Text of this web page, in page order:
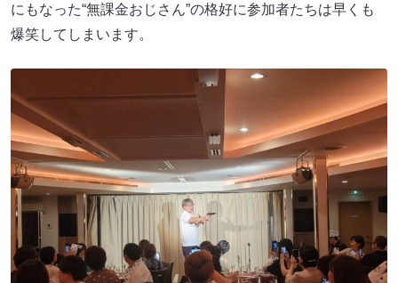
にもなった“無課金おじさん”の格好に参加者たちは早くも
爆笑してしまいます。